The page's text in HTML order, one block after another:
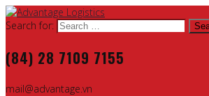
Search for:
(84) 28 7109 7155
mail@advantage.vn